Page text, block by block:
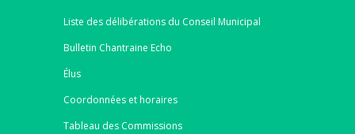
Liste des délibérations du Conseil Municipal
Bulletin Chantraine Echo
Élus
Coordonnées et horaires
Tableau des Commissions